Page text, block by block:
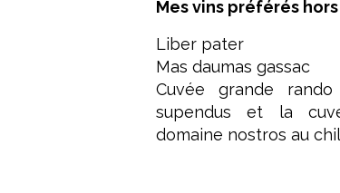
Mes vins préférés
Liber pater
Mas daumas gassac
Cuvée grande
supendus et la
domaine nostros au